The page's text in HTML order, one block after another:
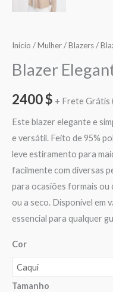
Início /Mulher/Blazers/
Blazer
2400$ + Frete Grátis
Este blazer elegante e
e versátil. Feito de 95%
leve estiramento para
facilmente com diversas
para ocasiões formais ou
ou a seco. Disponível em
essencial para qualquer
Cor
Tamanho